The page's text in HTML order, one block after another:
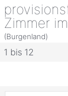
Zimmer
(Burgenland)
1 bis 12